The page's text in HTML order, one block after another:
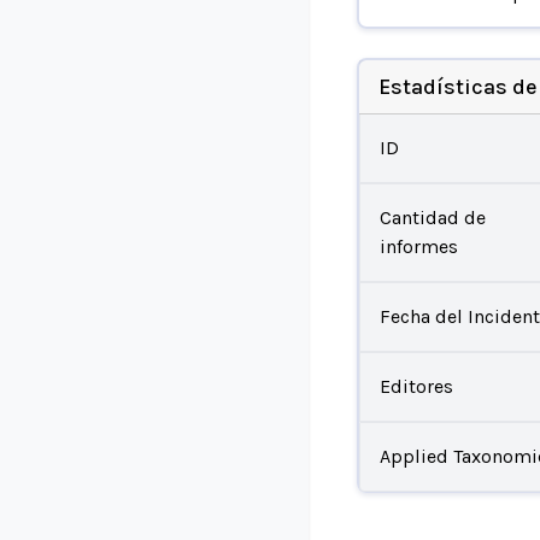
Estadísticas
ID
Cantidad de
informes
Fecha del
Editores
Applied